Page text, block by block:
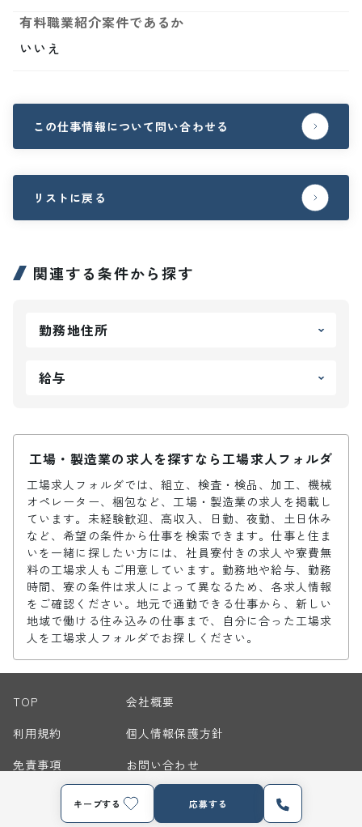
有料職業紹介案件であるか
いいえ
この仕事情報について問い合わせる
リストに戻る
キープする 応募する
関連する条件から探す
勤務地住所
給与
工場・製造業の求人を探すなら工場求人フォルダ
工場求人フォルダでは、組立、検査・検品、加工、機械
オペレーター、梱包など、工場・製造業の求人を掲載し
ています。未経験歓迎、高収入、日勤、夜勤、土日休み
など、希望の条件から仕事を検索できます。仕事と住ま
いを一緒に探したい方には、社員寮付きの求人や寮費無
料の工場求人もご用意しています。勤務地や給与、勤務
時間、寮の条件は求人によって異なるため、各求人情報
をご確認ください。地元で通勤できる仕事から、新しい
地域で働ける住み込みの仕事まで、自分に合った工場求
人を工場求人フォルダでお探しください。
TOP
会社概要
利用規約
個人情報保護方針
免責事項
お問い合わせ
サイトマップ